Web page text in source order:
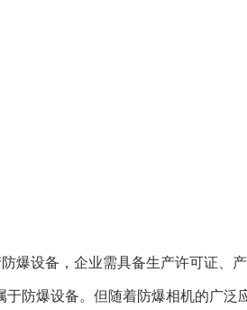
爆设备，企业需具备生产许可证、
防爆设备。但随着防爆相机的广泛